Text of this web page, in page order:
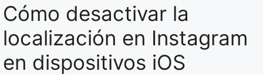
Cómo desactivar la
localización en Instagram
en dispositivos iOS